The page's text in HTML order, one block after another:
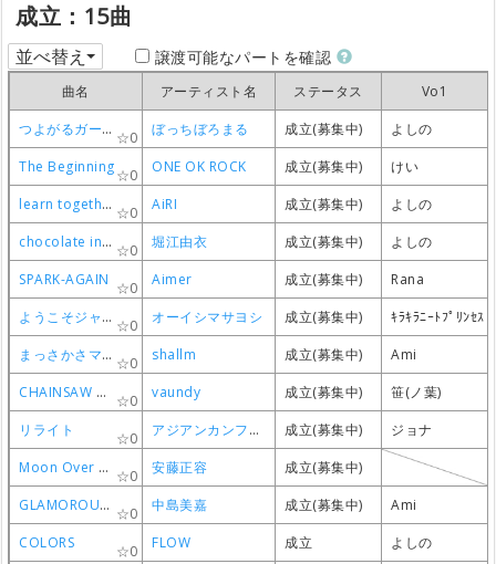
成立：15曲
並べ替え 譲渡可能なパートを確認
曲名 アーティスト名 ステータス
Vo1
つよがるガール feat. もっさ(ネクライトーキー)
0 ぼっちぼろまる 成立(募集中)
よしの
The Beginning
0 ONE OK ROCK 成立(募集中)
けい
learn together
0 AiRI 成立(募集中)
よしの
chocolate insomnia
0 堀江由衣 成立(募集中)
よしの
SPARK-AGAIN
0 Aimer 成立(募集中)
Rana
ようこそジャパリパーク
0 オーイシマサヨシ 成立(募集中)
ｷﾗｷﾗﾆｰﾄﾌﾟﾘﾝｾｽ
まっさかさマジック！
0 shallm 成立(募集中)
Ami
CHAINSAW BLOOD
0 vaundy 成立(募集中)
笹(ノ葉)
リライト
0 アジアンカンフージェネレーション 成立(募集中)
ジョナ
Moon Over The Castle GT1 replay.ver
0 安藤正容
成立(募集中)
GLAMOROUS SKY
0 中島美嘉 成立(募集中)
Ami
COLORS
0 FLOW 成立 よしの
曲名 アーティスト名 ステータス
Vo1
つよがるガール feat. もっさ(ネクライトーキー)
0 ぼっちぼろまる 成立(募集中)
よしの
The Beginning
0 ONE OK ROCK 成立(募集中)
けい
learn together
0 AiRI 成立(募集中)
よしの
chocolate insomnia
0 堀江由衣 成立(募集中)
よしの
SPARK-AGAIN
0 Aimer 成立(募集中)
Rana
ようこそジャパリパーク
0 オーイシマサヨシ 成立(募集中)
ｷﾗｷﾗﾆｰﾄﾌﾟﾘﾝｾｽ
まっさかさマジック！
0 shallm 成立(募集中)
Ami
CHAINSAW BLOOD
0 vaundy 成立(募集中)
笹(ノ葉)
リライト
0 アジアンカンフージェネレーション 成立(募集中)
ジョナ
Moon Over The Castle GT1 replay.ver
0 安藤正容
成立(募集中)
GLAMOROUS SKY
0 中島美嘉 成立(募集中)
Ami
COLORS
0 FLOW 成立 よしの
曲名 アーティスト名 ステータス
Vo1
つよがるガール feat. もっさ(ネクライトーキー)
0 ぼっちぼろまる 成立(募集中)
よしの
The Beginning
0 ONE OK ROCK 成立(募集中)
けい
learn together
0 AiRI 成立(募集中)
よしの
chocolate insomnia
0 堀江由衣 成立(募集中)
よしの
SPARK-AGAIN
0 Aimer 成立(募集中)
Rana
ようこそジャパリパーク
0 オーイシマサヨシ 成立(募集中)
ｷﾗｷﾗﾆｰﾄﾌﾟﾘﾝｾｽ
まっさかさマジック！
0 shallm 成立(募集中)
Ami
CHAINSAW BLOOD
0 vaundy 成立(募集中)
笹(ノ葉)
リライト
0 アジアンカンフージェネレーション 成立(募集中)
ジョナ
Moon Over The Castle GT1 replay.ver
0 安藤正容
成立(募集中)
GLAMOROUS SKY
0 中島美嘉 成立(募集中)
Ami
COLORS
0 FLOW 成立 よしの
曲名 アーティスト名 ステータス
Vo1
つよがるガール feat. もっさ(ネクライトーキー)
0 ぼっちぼろまる 成立(募集中)
よしの
The Beginning
0 ONE OK ROCK 成立(募集中)
けい
learn together
0 AiRI 成立(募集中)
よしの
chocolate insomnia
0 堀江由衣 成立(募集中)
よしの
SPARK-AGAIN
0 Aimer 成立(募集中)
Rana
ようこそジャパリパーク
0 オーイシマサヨシ 成立(募集中)
ｷﾗｷﾗﾆｰﾄﾌﾟﾘﾝｾｽ
まっさかさマジック！
0 shallm 成立(募集中)
Ami
CHAINSAW BLOOD
0 vaundy 成立(募集中)
笹(ノ葉)
リライト
0 アジアンカンフージェネレーション 成立(募集中)
ジョナ
Moon Over The Castle GT1 replay.ver
0 安藤正容
成立(募集中)
GLAMOROUS SKY
0 中島美嘉 成立(募集中)
Ami
COLORS
0 FLOW 成立 よしの